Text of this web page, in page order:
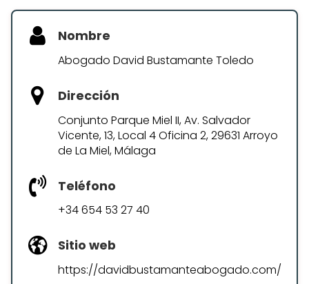
Nombre
Abogado David Bustamante Toledo
Dirección
Conjunto Parque Miel II, Av. Salvador
Vicente, 13, Local 4 Oficina 2, 29631 Arroyo
de La Miel, Málaga
Teléfono
+34 654 53 27 40
Sitio web
https://davidbustamanteabogado.com/